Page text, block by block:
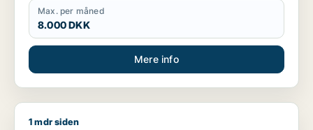
Max. per måned
8.000 DKK
Mere info
Gitte søger klinik til leje i Odense
1 mdr siden